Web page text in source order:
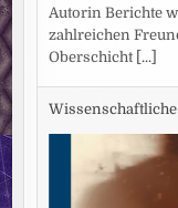
Autorin Berichte
zahlreichen
Oberschicht [...]